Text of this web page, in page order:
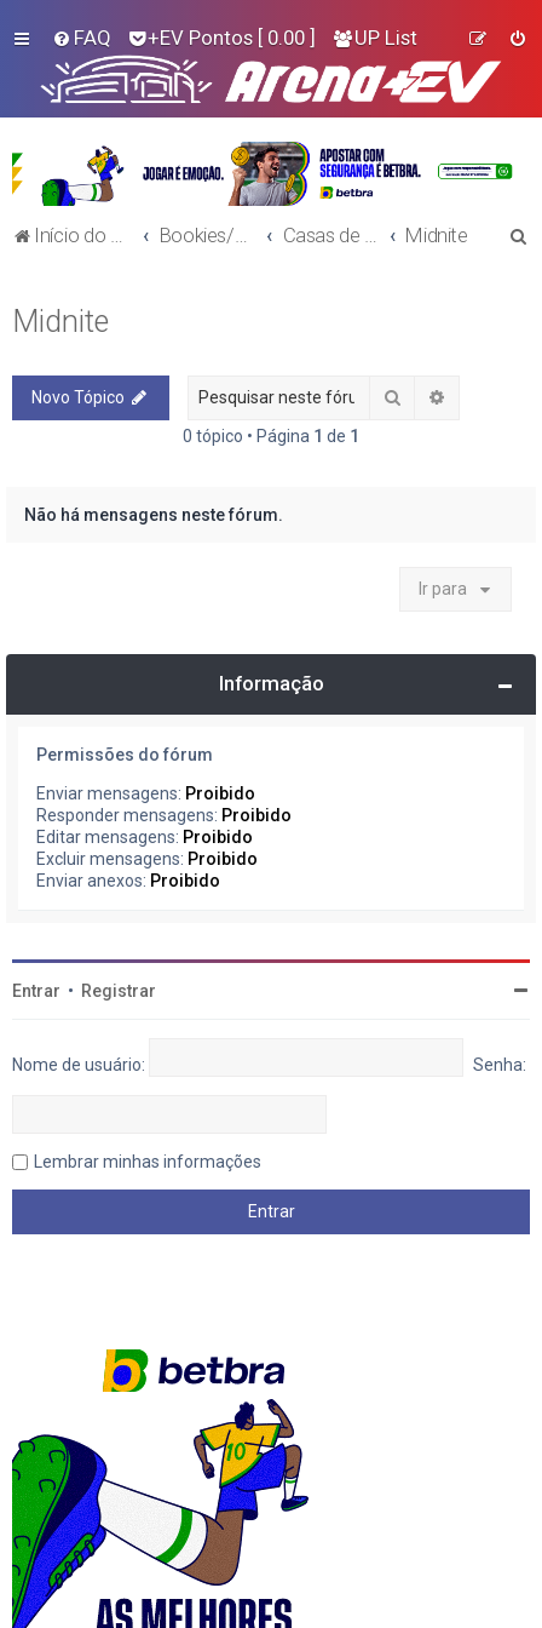
FAQ +EV Pontos [ 0.00 ] UP List
Início do Fórum! Midnite
Midnite
Novo Tópico Pesquisar
0 tópico • Página 1 de 1
Não há mensagens neste fórum.
Ir para
Informação
Permissões do fórum
Enviar mensagens: Proibido
Responder mensagens: Proibido
Editar mensagens: Proibido
Excluir mensagens: Proibido
Enviar anexos: Proibido
Entrar • Registrar
Nome de usuário: Senha:
Lembrar minhas informações